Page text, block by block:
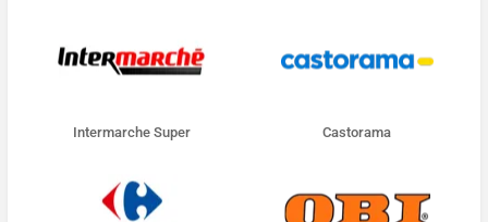
Intermarche Super Castorama